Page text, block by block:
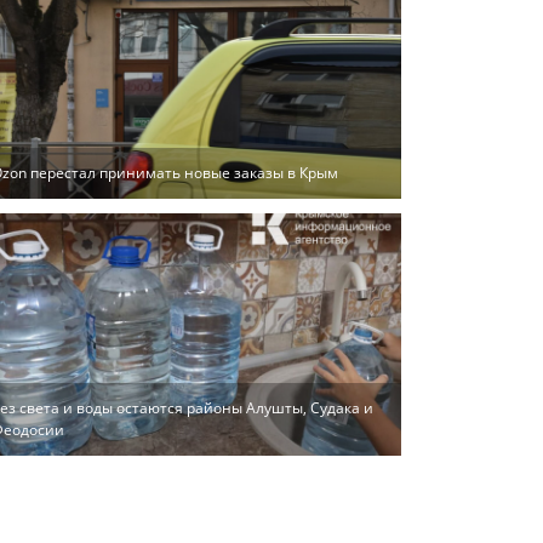
перестал принимать новые заказы в Крым
света и воды остаются районы Алушты, Судака и